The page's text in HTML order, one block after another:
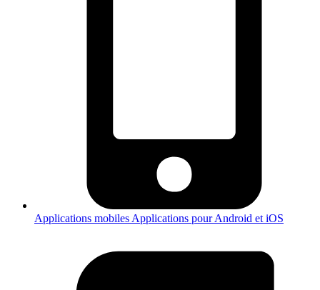
Applications mobiles Applications pour Android et iOS